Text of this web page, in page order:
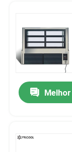
Quem Somos
Fábrica